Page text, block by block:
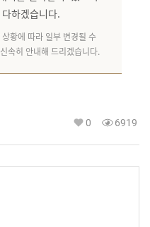
하겠습니다.
황에 따라 일부 변경될 수
속히 안내해 드리겠습니다.
0 6919